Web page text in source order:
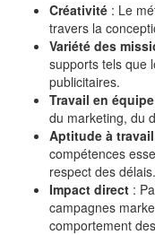
Créativité : Le
travers la
Variété des
supports tels que
publicitaires.
Travail en équipe
du marketing, du
Aptitude à
compétences
respect des délais.
Impact direct :
campagnes
comportement